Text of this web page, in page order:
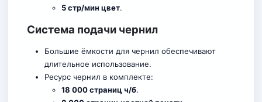
5 стр/мин цвет.
Система подачи чернил
Большие ёмкости для чернил обеспечивают
длительное использование.
Ресурс чернил в комплекте:
18 000 страниц ч/б.